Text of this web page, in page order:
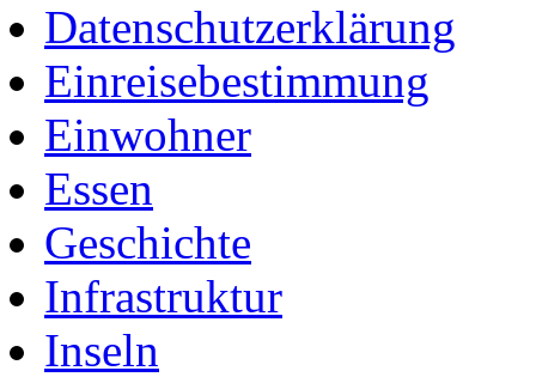
Datenschutzerklärung
Einreisebestimmung
Einwohner
Essen
Geschichte
Infrastruktur
Inseln